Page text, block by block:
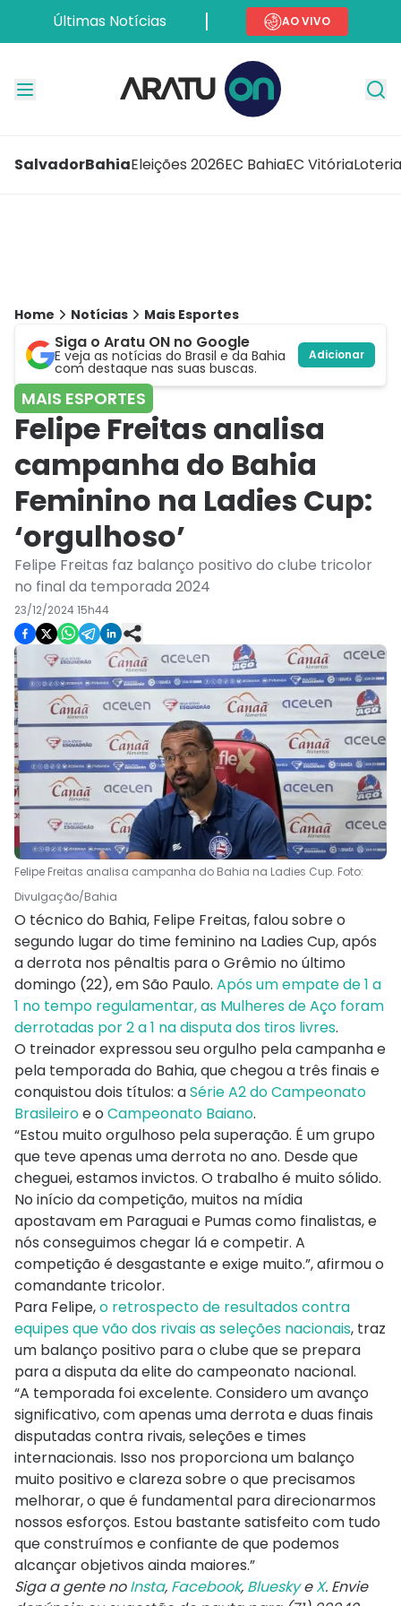
Últimas Notícias AO VIVO
SalvadorBahiaEleições 2026EC BahiaEC Vitória
Home Notícias Mais Esportes
Siga o Aratu ON no Google
E veja as notícias do Brasil e da Bahia
com destaque nas suas buscas.
Adicionar
MAIS ESPORTES
Felipe Freitas analisa
campanha do Bahia
Feminino na Ladies Cup:
‘orgulhoso’
Felipe Freitas faz balanço positivo do clube tricolor
no final da temporada 2024
23/12/2024 15h44
Felipe Freitas analisa campanha do Bahia na Ladies Cup. Foto:
Divulgação/Bahia
O técnico do Bahia, Felipe Freitas, falou sobre o
segundo lugar do time feminino na Ladies Cup, após
a derrota nos pênaltis para o Grêmio no último
domingo (22), em São Paulo. Após um empate de 1 a
1 no tempo regulamentar, as Mulheres de Aço foram
derrotadas por 2 a 1 na disputa dos tiros livres.
O treinador expressou seu orgulho pela campanha e
pela temporada do Bahia, que chegou a três finais e
conquistou dois títulos: aSérie A2 do Campeonato
Brasileiroe o Campeonato Baiano.
“Estou muito orgulhoso pela superação. É um grupo
que teve apenas uma derrota no ano. Desde que
cheguei, estamos invictos. O trabalho é muito sólido.
No início da competição, muitos na mídia
apostavam em Paraguai e Pumas como finalistas, e
nós conseguimos chegar lá e competir. A
competição é desgastante e exige muito.”, afirmou o
comandante tricolor.
Para Felipe,o retrospecto de resultados contra
equipes que vão dos rivais as seleções nacionais, traz
um balanço positivo para o clube que se prepara
para a disputa da elite do campeonato nacional.
“A temporada foi excelente. Considero um avanço
significativo, com apenas uma derrota e duas finais
disputadas contra rivais, seleções e times
internacionais. Isso nos proporciona um balanço
muito positivo e clareza sobre o que precisamos
melhorar, o que é fundamental para direcionarmos
nossos esforços. Estou bastante satisfeito com tudo
que construímos e confiante de que podemos
alcançar objetivos ainda maiores.”
Siga a gente noInsta, Facebook, BlueskyeX. Envie